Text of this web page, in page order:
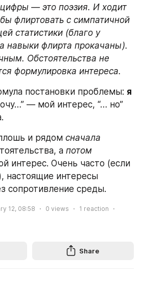
цифры — это поэзия. И ходит
флиртовать с симпатичной
статистики (благо у
навыки флирта прокачаны).
Обстоятельства не
формулировка интереса.
постановки проблемы: я
— мой интерес, “… но”
и рядом
а потом
интерес. Очень часто (если
настоящие интересы
сопротивление среды.
12, 08:58 0 views 1 reaction
Share